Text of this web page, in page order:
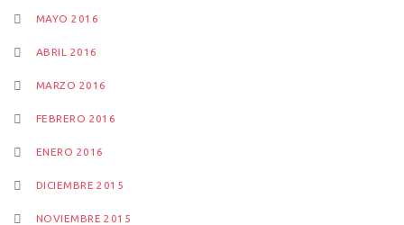
MAYO 2016
ABRIL 2016
MARZO 2016
FEBRERO 2016
ENERO 2016
DICIEMBRE 2015
NOVIEMBRE 2015